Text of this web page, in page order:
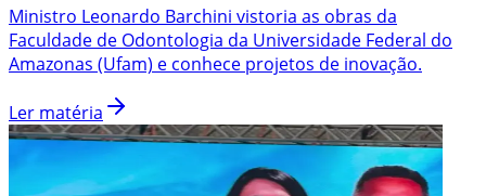
Ministro Leonardo Barchini vistoria as obras da
Faculdade de Odontologia da Universidade Federal do
Amazonas (Ufam) e conhece projetos de inovação.
Ler matéria